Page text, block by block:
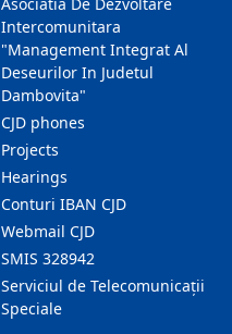
Intercomunitara
"Management Integrat Al
Deseurilor In Judetul
Dambovita"
CJD phones
Projects
Hearings
Conturi IBAN CJD
Webmail CJD
SMIS 328942
Serviciul de Telecomunicații
Speciale